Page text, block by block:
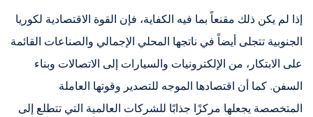
إذا لم يكن ذلك مقنعاً بما فيه الكفاية، فإن القوة الاقتصادية لكوريا
الجنوبية تتجلى أيضاً في ناتجها المحلي الإجمالي والصناعات القائمة
على الابتكار، من الإلكترونيات والسيارات إلى الاتصالات وبناء
السفن. كما أن اقتصادها الموجه للتصدير وقوتها العاملة
المتخصصة يجعلها مركزًا جذابًا للشركات العالمية التي تتطلع إلى